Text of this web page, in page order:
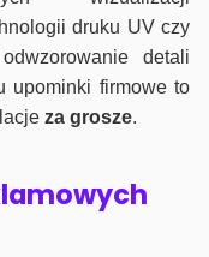
druku UV czy
detali
upominki firmowe to
za grosze.